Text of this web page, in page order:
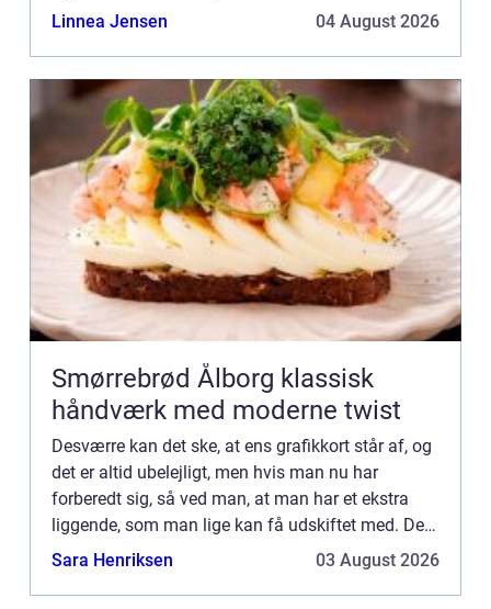
er selvfølgelig ikke alle...
Linnea Jensen 04 August 2026
Smørrebrød Ålborg klassisk
håndværk med moderne twist
Desværre kan det ske, at ens grafikkort står af, og
det er altid ubelejligt, men hvis man nu har
forberedt sig, så ved man, at man har et ekstra
liggende, som man lige kan få udskiftet med. Det
er selvfølgelig ikke alle...
Sara Henriksen 03 August 2026